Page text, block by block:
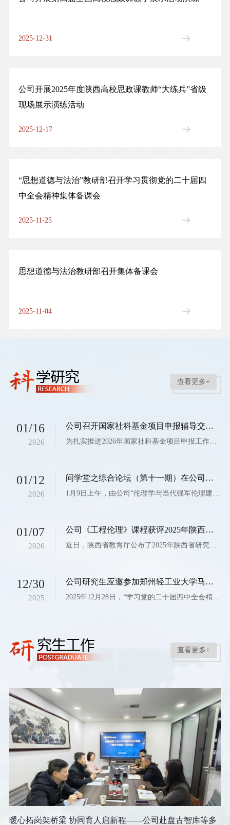
2025-12-31
公司开展2025年度陕西高校思政课教师“大练兵”省级
现场展示演练活动
2025-12-17
“思想道德与法治”教研部召开学习贯彻党的二十届四
中全会精神集体备课会
2025-11-25
思想道德与法治教研部召开集体备课会
2025-11-04
查看更多+
01/16
2026
公司召开国家社科基金项目申报辅导交流会
01/12
2026
问学堂之综合论坛（第十一期）在公司顺利举办
01/07
2026
公司《工程伦理》课程获评2025年陕西省研究生课程思政精品课程
12/30
2025
公司研究生应邀参加郑州轻工业大学马克思主义理论专业研究生学术论坛（2025）并作分论坛报告
查看更多+
暖心拓岗架桥梁 协同育人启新程——公司赴盘古智库等多